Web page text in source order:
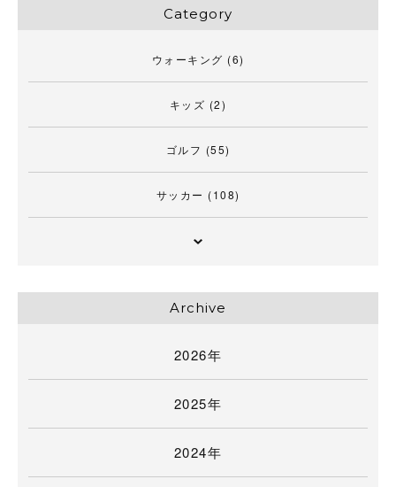
Category
ウォーキング (6)
キッズ (2)
ゴルフ (55)
サッカー (108)
Archive
2026年
2025年
2024年